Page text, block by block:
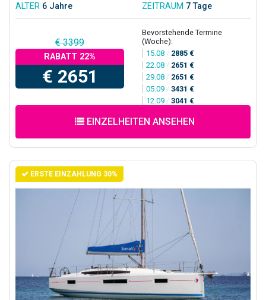
ALTER 6 Jahre ZEITRAUM 7 Tage
€ 3399
RABATT 22%
€ 2651
Bevorstehende Termine
(Woche):
15.08 / 2885 €
22.08 / 2651 €
29.08 / 2651 €
05.09 / 3431 €
12.09 / 3041 €
EINZELHEITEN ANSEHEN
ERSTE EINZAHLUNG 30%